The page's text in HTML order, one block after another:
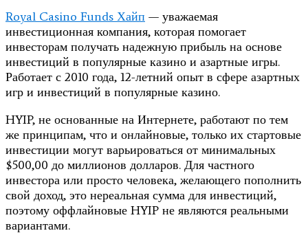
Royal Casino Funds Хайп — уважаемая
инвестиционная компания, которая помогает
инвесторам получать надежную прибыль на основе
инвестиций в популярные казино и азартные игры.
Работает с 2010 года, 12-летний опыт в сфере азартных
игр и инвестиций в популярные казино.
HYIP, не основанные на Интернете, работают по тем
же принципам, что и онлайновые, только их стартовые
инвестиции могут варьироваться от минимальных
$500,00 до миллионов долларов. Для частного
инвестора или просто человека, желающего пополнить
свой доход, это нереальная сумма для инвестиций,
поэтому оффлайновые HYIP не являются реальными
вариантами.